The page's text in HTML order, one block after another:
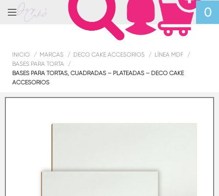
0
INICIO MARCAS DECO CAKE ACCESORIOS
LÍNEA MDF
BASES PARA TORTA
BASES PARA TORTAS, CUADRADAS – PLATEADAS – DECO CAKE
ACCESORIOS